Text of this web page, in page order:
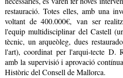
restauració. Totes elles, amb una
voltant de 400.000€, van ser
l'equip multidisciplinar del Castell
tècnic, un arqueòleg, dues
l'art), coordinat per l'arqui-tecte D.
amb la supervisió i aprovació
Històric del Consell de Mallorca.